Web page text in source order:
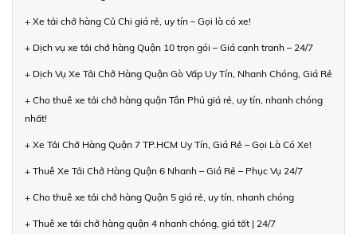
+ Xe tải chở hàng Củ Chi giá rẻ, uy tín – Gọi là có xe!
+ Dịch vụ xe tải chở hàng Quận 10 trọn gói – Giá cạnh tranh – 24/7
+ Dịch Vụ Xe Tải Chở Hàng Quận Gò Vấp Uy Tín, Nhanh Chóng, Giá Rẻ
+ Cho thuê xe tải chở hàng quận Tân Phú giá rẻ, uy tín, nhanh chóng
nhất!
+ Xe Tải Chở Hàng Quận 7 TP.HCM Uy Tín, Giá Rẻ – Gọi Là Có Xe!
+ Thuê Xe Tải Chở Hàng Quận 6 Nhanh – Giá Rẻ – Phục Vụ 24/7
+ Cho thuê xe tải chở hàng Quận 5 giá rẻ, uy tín, nhanh chóng
+ Thuê xe tải chở hàng quận 4 nhanh chóng, giá tốt | 24/7